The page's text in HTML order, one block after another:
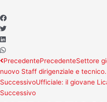
PrecedentePrecedenteSettore
nuovo Staff dirigenziale e tecnico.
SuccessivoUfficiale: il giovane
Successivo